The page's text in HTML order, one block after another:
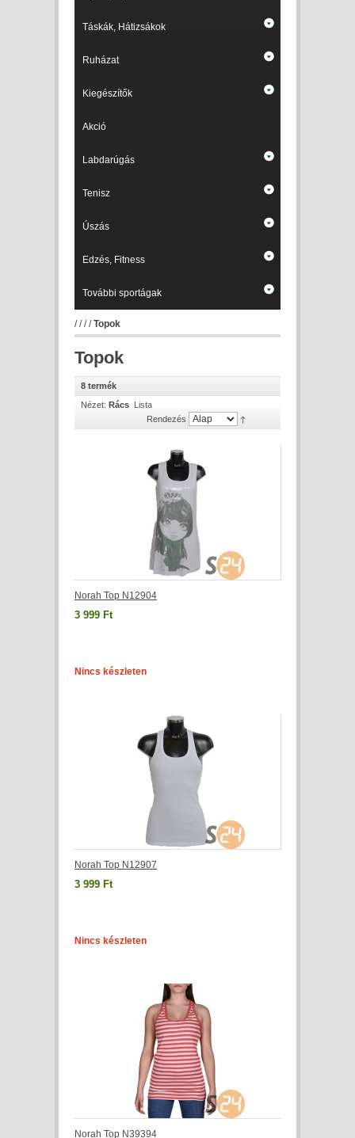
Táskák, Hátizsákok
Ruházat
Kiegészítők
Akció
Labdarúgás
Tenisz
Úszás
Edzés, Fitness
További sportágak
////Topok
Topok
8 termék
Nézet: Rács Lista
Rendezés
Norah Top N12904
3 999 Ft
Nincs készleten
Norah Top N12907
3 999 Ft
Nincs készleten
Norah Top N39394